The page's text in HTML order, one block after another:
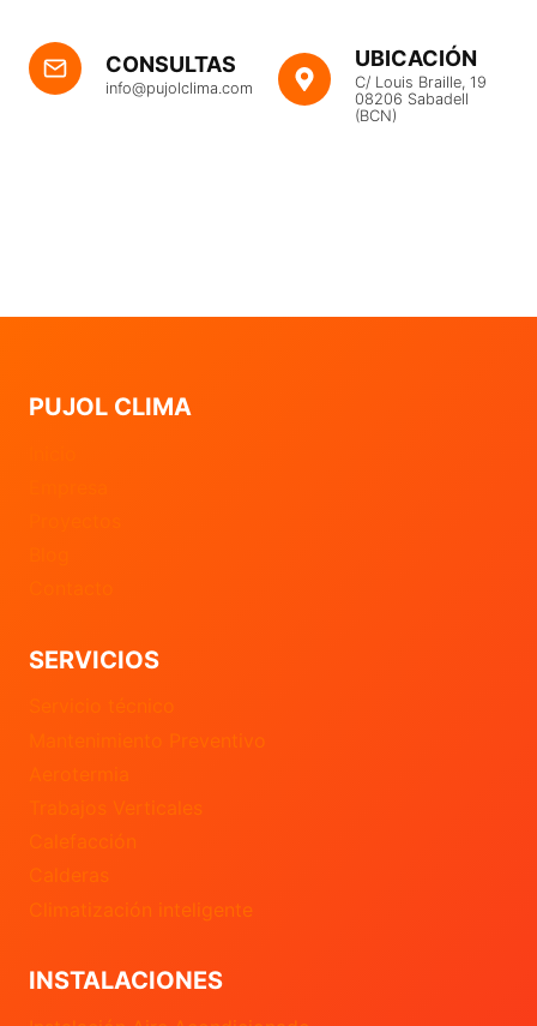
CONSULTAS
info@pujolclima.com
UBICACIÓN
C/ Louis Braille, 19
08206 Sabadell
(BCN)
PUJOL CLIMA
SERVICIOS
Mantenimiento Preventivo
Trabajos Verticales
Calefacción
Calderas
Climatización inteligente
INSTALACIONES